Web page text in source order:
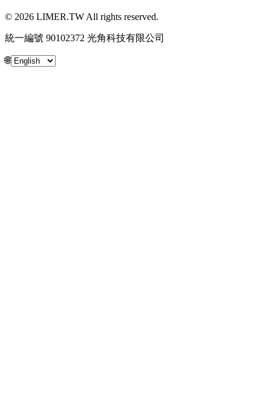
© 2026 LIMER.TW All rights reserved.
統一編號 90102372 光角科技有限公司
🌐